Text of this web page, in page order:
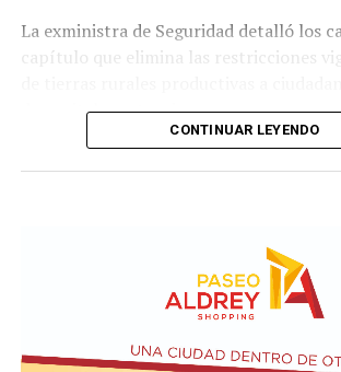
La exministra de Seguridad detalló los
capítulo que elimina las restricciones
de capitales extranjeros.
Por otro lado, la iniciativa introduce un
el artículo 4 de Ley N° 21.499
CONTINUAR LEYENDO